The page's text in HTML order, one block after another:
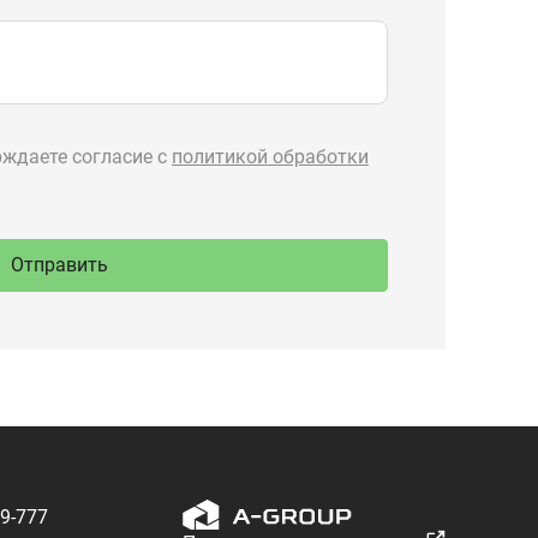
777
71
спецтехники
Разработка — ALGUS